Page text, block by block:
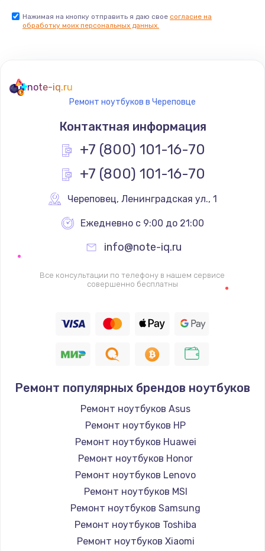
Нажимая на кнопку отправить я даю свое согласие на
обработку моих персональных данных.
note-iq.ru
Ремонт ноутбуков в Череповце
Контактная информация
+7 (800) 101-16-70
+7 (800) 101-16-70
Череповец, Ленинградская ул., 1
Ежедневно с 9:00 до 21:00
info@note-iq.ru
Все консультации по телефону в нашем сервисе
совершенно бесплатны
Ремонт популярных брендов ноутбуков
Ремонт ноутбуков Asus
Ремонт ноутбуков HP
Ремонт ноутбуков Huawei
Ремонт ноутбуков Honor
Ремонт ноутбуков Lenovo
Ремонт ноутбуков MSI
Ремонт ноутбуков Samsung
Ремонт ноутбуков Toshiba
Ремонт ноутбуков Xiaomi